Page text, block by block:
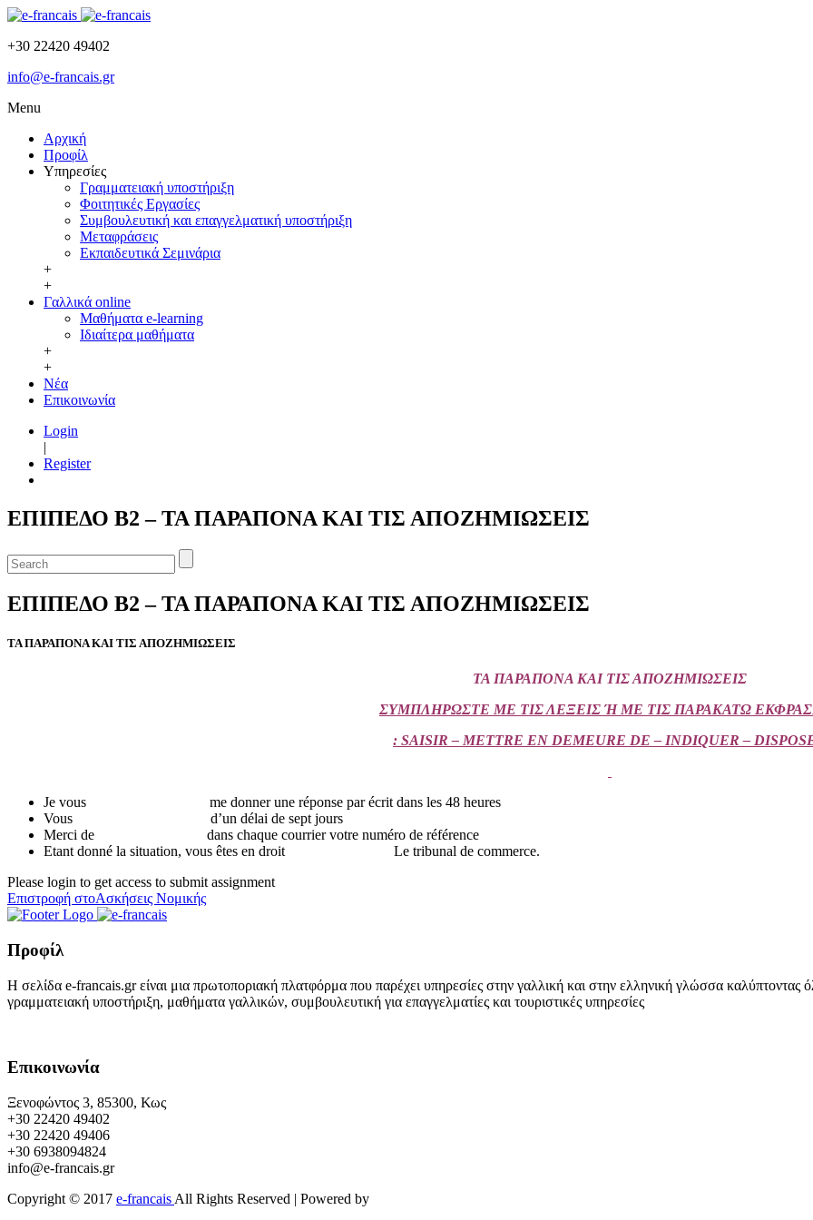
+30 22420 49402
info@e-francais.gr
Menu
Αρχική
Προφίλ
Υπηρεσίες
Γραμματειακή υποστήριξη
Φοιτητικές Εργασίες
Συμβουλευτική και επαγγελματική υποστήριξη
Μεταφράσεις
Εκπαιδευτικά Σεμινάρια
+
+
Γαλλικά online
Μαθήματα e-learning
Ιδιαίτερα μαθήματα
+
+
Νέα
Επικοινωνία
Login
|
Register
ΕΠΙΠΕΔΟ Β2 – ΤΑ ΠΑΡΑΠΟΝΑ ΚΑΙ ΤΙΣ ΑΠΟΖΗΜΙΩΣΕΙΣ
ΕΠΙΠΕΔΟ Β2 – ΤΑ ΠΑΡΑΠΟΝΑ ΚΑΙ ΤΙΣ ΑΠΟΖΗΜΙΩΣΕΙΣ
ΤΑ ΠΑΡΑΠΟΝΑ ΚΑΙ ΤΙΣ ΑΠΟΖΗΜΙΩΣΕΙΣ
ΤΑ ΠΑΡΑΠΟΝΑ ΚΑΙ ΤΙΣ ΑΠΟΖΗΜΙΩΣΕΙΣ
ΣΥΜΠΛΗΡΩΣΤΕ ΜΕ ΤΙΣ ΛΕΞΕΙΣ Ή ΜΕ ΤΙΣ ΠΑΡΑΚΑΤΩ
: SAISIR – METTRE EN DEMEURE DE – INDIQUER –
Je vous me donner une réponse par écrit dans les 48 heures
Vous d’un délai de sept jours
Merci de dans chaque courrier votre numéro de référence
Etant donné la situation, vous êtes en droit Le tribunal de commerce.
Please login to get access to submit assignment
Επιστροφή στοΑσκήσεις Νομικής
Προφίλ
Η σελίδα e-francais.gr είναι μια πρωτοποριακή πλατφόρμα που παρέχει υπηρεσίες στην γαλλική και στην ελληνική γλώσσα καλύπτοντας
γραμματειακή υποστήριξη, μαθήματα γαλλικών, συμβουλευτική για επαγγελματίες και τουριστικές υπηρεσίες
Επικοινωνία
Ξενοφώντος 3, 85300, Κως
+30 22420 49402
+30 22420 49406
+30 6938094824
info@e-francais.gr
Copyright © 2017 e-francais All Rights Reserved | Powered by